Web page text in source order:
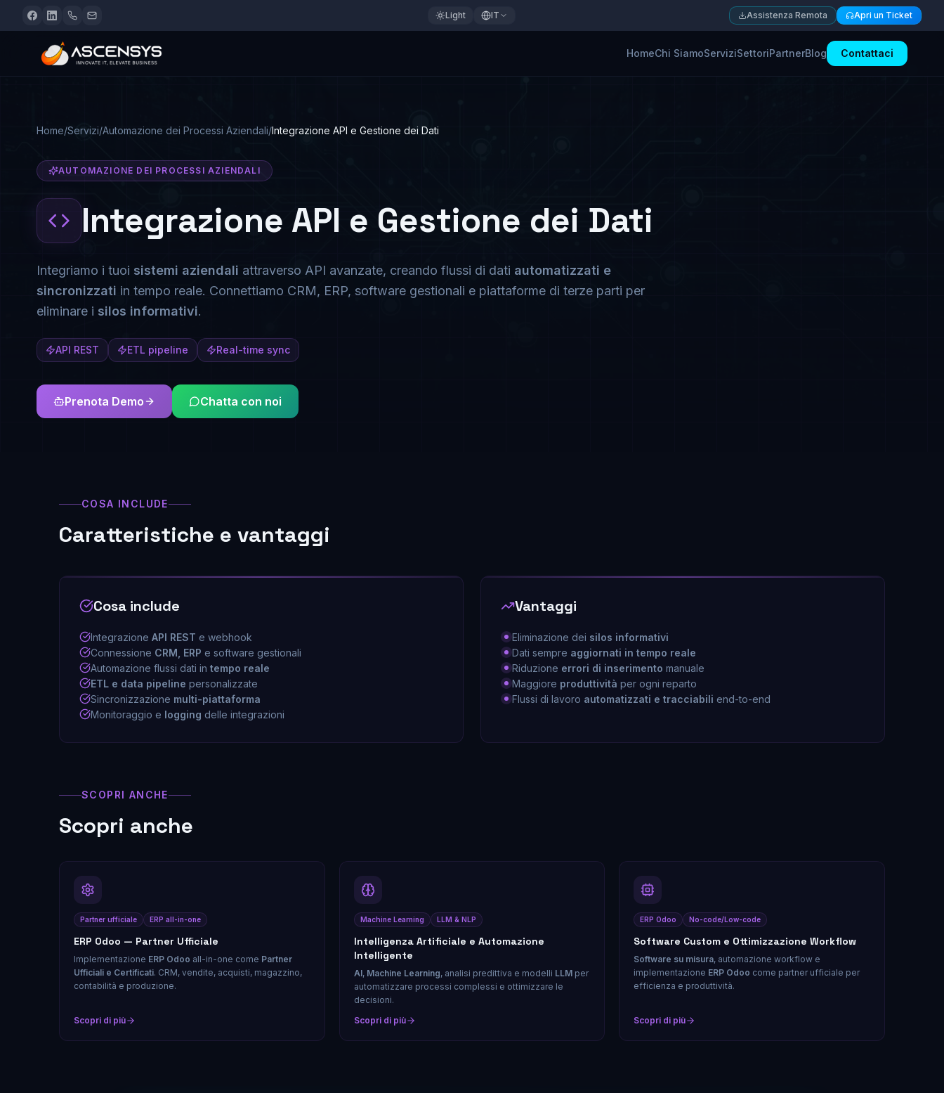
Light IT Assistenza Remota Apri un Ticket
HomeChi SiamoServiziSettoriPartnerBlog Contattaci
Home/Servizi/Automazione dei Processi Aziendali/Integrazione API e Gestione dei Dati
AUTOMAZIONE DEI PROCESSI AZIENDALI
Integrazione API e Gestione dei Dati
Integriamo i tuoi sistemi aziendali attraverso API avanzate, creando flussi di dati automatizzati e
sincronizzati in tempo reale. Connettiamo CRM, ERP, software gestionali e piattaforme di terze parti per
eliminare i silos informativi.
API REST ETL pipeline Real-time sync
Prenota Demo Chatta con noi
COSA INCLUDE
Caratteristiche e vantaggi
Cosa include
Integrazione API REST e webhook
Connessione CRM, ERP e software gestionali
Automazione flussi dati in tempo reale
ETL e data pipeline personalizzate
Sincronizzazione multi-piattaforma
Monitoraggio e logging delle integrazioni
Vantaggi
Eliminazione dei silos informativi
Dati sempre aggiornati in tempo reale
Riduzione errori di inserimento manuale
Maggiore produttività per ogni reparto
Flussi di lavoro automatizzati e tracciabili end-to-end
SCOPRI ANCHE
Scopri anche
Partner ufficiale ERP all-in-one
ERP Odoo — Partner Ufficiale
Implementazione ERP Odoo all-in-one come Partner
Ufficiali e Certificati. CRM, vendite, acquisti, magazzino,
contabilità e produzione.
Scopri di più
Machine Learning LLM & NLP
Intelligenza Artificiale e Automazione
Intelligente
AI, Machine Learning, analisi predittiva e modelli LLMper
automatizzare processi complessi e ottimizzare le
decisioni.
Scopri di più
ERP Odoo No-code/Low-code
Software Custom e Ottimizzazione Workflow
Software su misura, automazione workflow e
implementazione ERP Odoo come partner ufficiale per
efficienza e produttività.
Scopri di più